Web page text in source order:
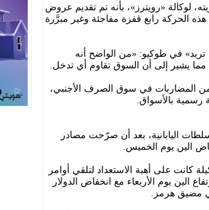
لوكالة «رويترز»، بأنه تم تقديم عروض
بي إس». وتُعد هذه الحركة رابع قفزة مفاجئة وغير مبرَّرة
في طوكيو: «من الواضح أنه
من المضاربات في سوق الصرف الأجنبي،
بالأسواق.
اليابانية، بعد أن صرّحت مصادر
الين يوم الخميس.
كانت على أهبة الاستعداد لتلقي أوامر
الين يوم الأربعاء مع انخفاض الدولار
مضيق هرمز.